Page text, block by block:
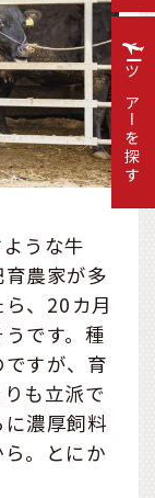
うな牛
農家が多
、20カ月
です。種
すが、育
も立派で
濃厚飼料
。とにか
ツアーを探す